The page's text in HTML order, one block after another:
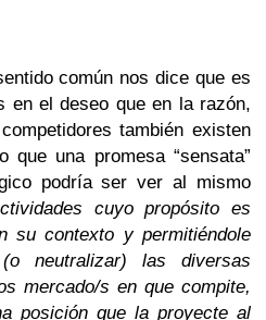
común nos dice que es
en el deseo que en la razón,
también existen
que una promesa “sensata”
podría ser ver al mismo
cuyo propósito es
su contexto y permitiéndole
(o neutralizar) las diversas
mercado/s en que compite,
posición que la proyecte al